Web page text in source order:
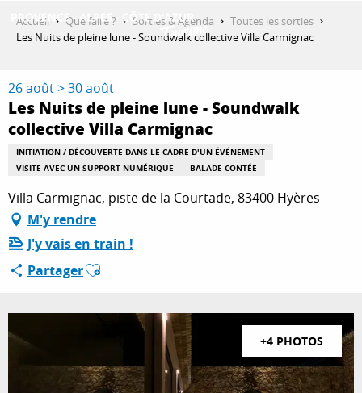
QUE FAIRE ?
SÉJOURNER
ESPACE PRO
Accueil Que faire ? Sorties & Agenda
Toutes les sorties
Les Nuits de pleine lune - Soundwalk collective Villa Carmignac
26 août > 30 août
Les Nuits de pleine lune - Soundwalk
collective Villa Carmignac
INITIATION / DÉCOUVERTE DANS LE CADRE D'UN ÉVÉNEMENT
VISITE AVEC UN SUPPORT NUMÉRIQUE
BALADE CONTÉE
Villa Carmignac, piste de la Courtade, 83400 Hyères
M'y rendre
J'y vais en train !
PartagerAjouter aux favoris
+4 PHOTOS